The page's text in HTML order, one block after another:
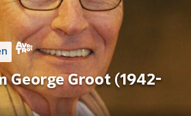
George Groot (1942-